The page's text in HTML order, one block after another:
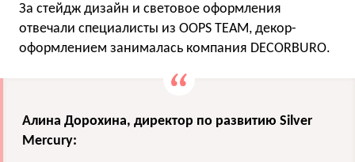
За стейдж дизайн и световое оформления
отвечали специалисты из OOPS TEAM, декор-
оформлением занималась компания DECORBURO.
Алина Дорохина, директор по развитию Silver
Mercury: